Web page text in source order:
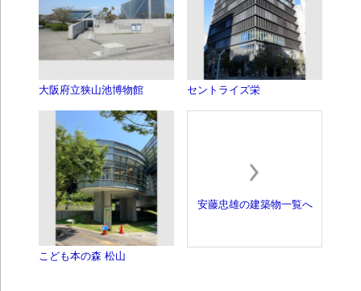
大阪府立狭山池博物館 セントライズ栄
こども本の森 松山
安藤忠雄の建築物一覧へ